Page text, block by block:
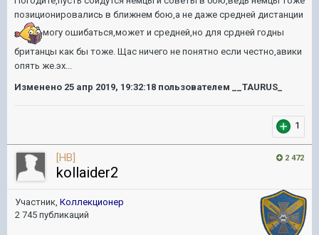
позиционировались в ближнем бою,а не даже средней дистанции
могу ошибаться,может и средней,но для срдней годны
британцы как бы тоже. Щас ничего не понятно если честно,авики
опять же.эх...
Изменено 25 апр 2019, 19:32:18 пользователем __TAURUS_
1
2 472
[HB]
kollaider2
Участник, Коллекционер
2 745 публикаций